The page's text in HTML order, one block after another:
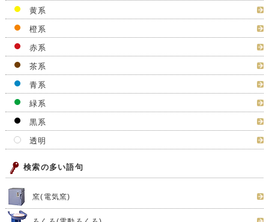
黄系
橙系
赤系
茶系
青系
緑系
黒系
透明
検索の多い語句
窯(電気窯)